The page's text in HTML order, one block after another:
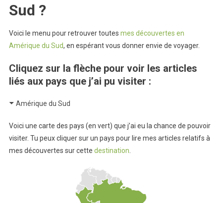
Sud ?
Voici le menu pour retrouver toutes mes découvertes en
Amérique du Sud, en espérant vous donner envie de voyager.
Cliquez sur la flèche pour voir les articles
liés aux pays que j’ai pu visiter :
Amérique du Sud
Voici une carte des pays (en vert) que j’ai eu la chance de pouvoir
visiter. Tu peux cliquer sur un pays pour lire mes articles relatifs à
mes découvertes sur cette destination